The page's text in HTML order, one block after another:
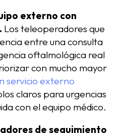
externo con
Los teleoperadores que
entre una consulta
oftalmológica real
con mucho mayor
servicio externo
claros para urgencias
con el equipo médico.
de seguimiento